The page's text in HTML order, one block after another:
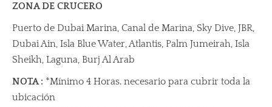
ZONA DE CRUCERO
Puerto de Dubai Marina, Canal de Marina, Sky Dive, JBR,
Dubai Ain, Isla Blue Water, Atlantis, Palm Jumeirah, Isla
Sheikh, Laguna, Burj Al Arab
NOTA : *Mínimo 4 Horas. necesario para cubrir toda la
ubicación